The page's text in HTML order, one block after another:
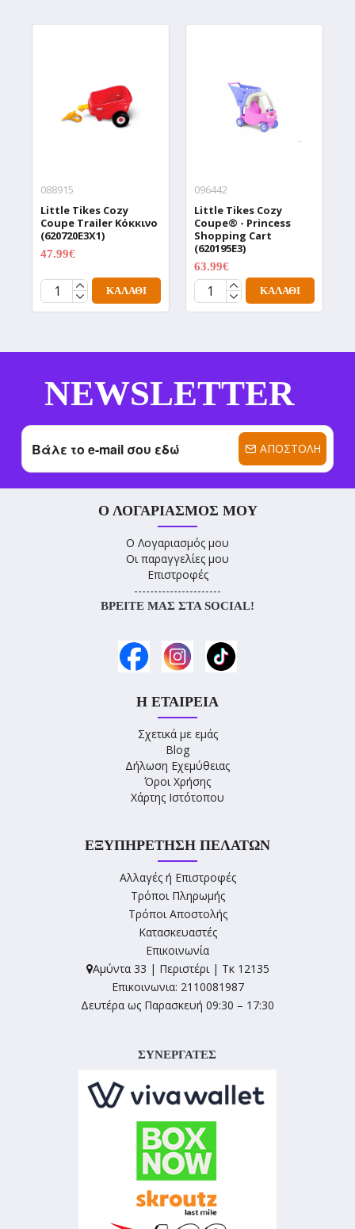
088915
Little Tikes Cozy
Coupe Trailer Κόκκινο
(620720E3X1)
47.99€
ΚΑΛΆΘΙ
096442
Little Tikes Cozy
Coupe® - Princess
Shopping Cart
(620195E3)
63.99€
ΚΑΛΆΘΙ
NEWSLETTER
ΑΠΟΣΤΟΛΉ
Ο ΛΟΓΑΡΙΑΣΜΌΣ ΜΟΥ
Ο Λογαριασμός μου
Οι παραγγελίες μου
Επιστροφές
----------------------
ΒΡΕΊΤΕ ΜΑΣ ΣΤΑ SOCIAL!
Η ΕΤΑΙΡΕΊΑ
Σχετικά με εμάς
Blog
Δήλωση Εχεμύθειας
Όροι Χρήσης
Χάρτης Ιστότοπου
ΕΞΥΠΗΡΈΤΗΣΗ ΠΕΛΑΤΏΝ
Αλλαγές ή Επιστροφές
Τρόποι Πληρωμής
Τρόποι Αποστολής
Κατασκευαστές
Επικοινωνία
Αμύντα 33 | Περιστέρι | Τκ 12135
Επικοινωνια: 2110081987
Δευτέρα ως Παρασκευή 09:30 – 17:30
ΣΥΝΕΡΓΑΤΕΣ